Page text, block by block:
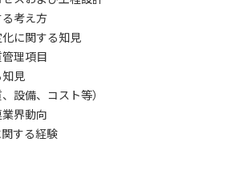
考え方
に関する知見
理項目
見
設備、コスト等）
界動向
する経験